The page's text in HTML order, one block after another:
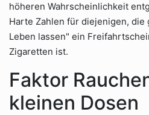
höheren Wahrscheinlichkeit
Harte Zahlen für diejenigen, die
Leben lassen" ein
Zigaretten ist.
Faktor
kleinen Dosen